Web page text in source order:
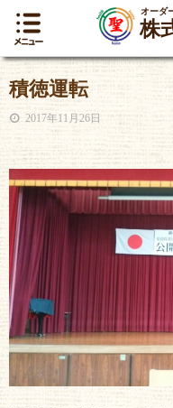
オーダ
株
積徳運転
2017年11月26日